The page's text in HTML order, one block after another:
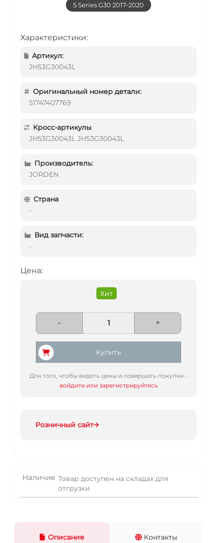
5 Series G30 2017-2020
Характеристики:
Артикул:
JH53G30043L
Оригинальный номер детали:
51747407769
Кросс-артикулы
JH53G30043L JH53G30043L
Производитель:
JORDEN
Страна
-
Вид запчасти:
-
Цена:
Хит
- +
Купить
Для того, чтобы видеть цены и совершать покупки -
войдите или зарегистрируйтесь
Розничный сайт
Наличие Товар доступен на складах для
отгрузки
Описание Контакты